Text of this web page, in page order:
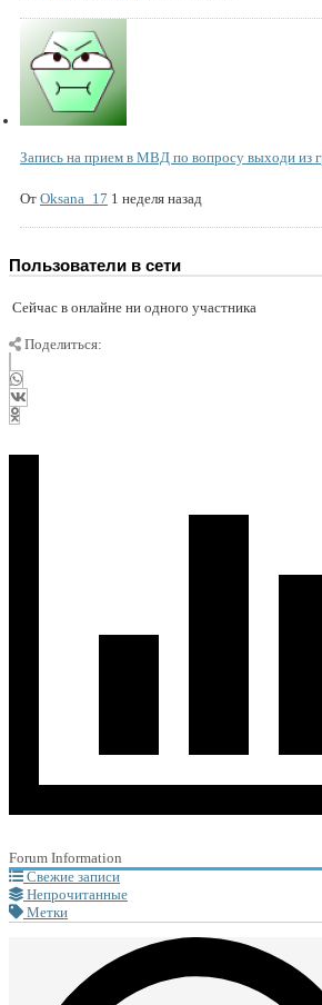
Запись на прием в МВД по вопросу выходи из
От Oksana_17 1 неделя назад
Пользователи в сети
Сейчас в онлайне ни одного участника
Поделиться:
Forum Information
Свежие записи
Непрочитанные
Метки